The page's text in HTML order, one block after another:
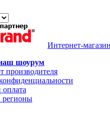
Интернет-
шоурум
производителя
оплата
регионы